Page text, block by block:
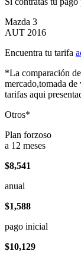
Mazda 3
AUT 2016
Encuentra tu tarifa
*La comparación
mercado,tomada
tarifas aqui
Otros*
Plan forzoso
a 12 meses
$8,541
anual
$1,588
pago inicial
$10,129